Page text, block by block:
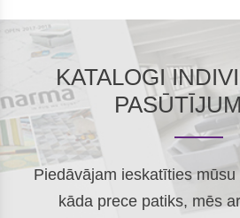
KATALOGI
Piedāvājam ieskatīties
kāda prece patiks, mēs